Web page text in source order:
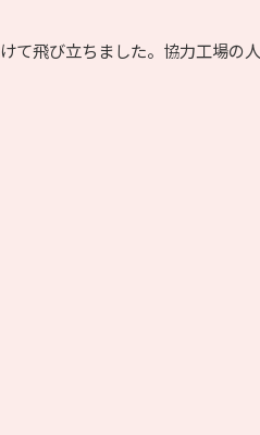
て飛び立ちました。協力工場の人